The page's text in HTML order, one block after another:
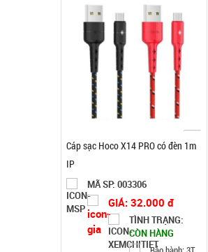
Cáp sạc Hoco X14 PRO có đèn 1m
IP
MÃ SP: 003306
GIÁ: 32.000 đ
TÌNH TRẠNG:
CÒN HÀNG